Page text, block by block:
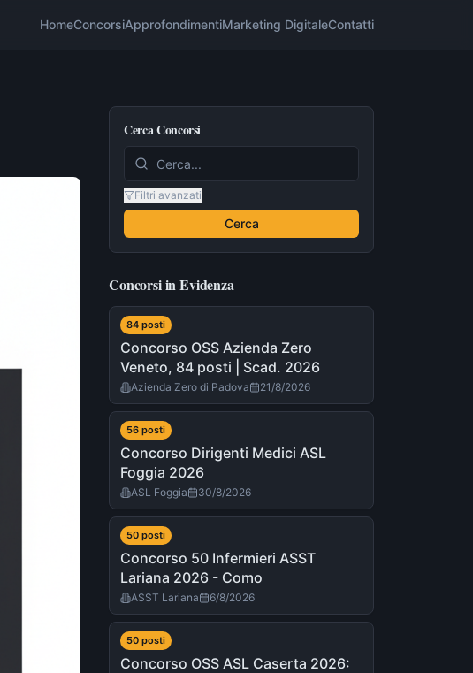
HomeConcorsiApprofondimentiMarketing DigitaleContatti
Cerca Concorsi
Filtri avanzati
Cerca
Concorsi in Evidenza
84 posti
Concorso OSS Azienda Zero
Veneto, 84 posti | Scad. 2026
Azienda Zero di Padova 21/8/2026
56 posti
Concorso Dirigenti Medici ASL
Foggia 2026
ASL Foggia 30/8/2026
50 posti
Concorso 50 Infermieri ASST
Lariana 2026 - Como
ASST Lariana 6/8/2026
50 posti
Concorso OSS ASL Caserta 2026: